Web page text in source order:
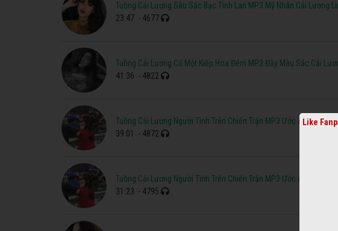
Tuồng Cải Lương Sâu Sắc Bạc Tình Lan MP3 Mỹ Nhân Cải Lương
23:47 - 4677
Tuồng Cải Lương Cổ Một Kiếp Hoa Đêm MP3 Đầy Màu Sắc Cải
41:36 - 4822
Tuồng Cải Lương Người Tình Trên Chiến Trận MP3 Ước Át Nhất
39:01
- 4872
Tuồng Cải Lương Người Tình Trên Chiến Trận MP3 Ước Át Nhất Lịch
31:23 - 4795
Like